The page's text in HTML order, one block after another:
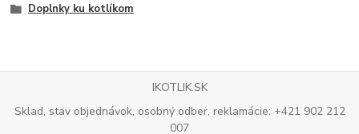
Doplnky ku kotlíkom
IKOTLIK.SK
Sklad, stav objednávok, osobný odber, reklamácie: +421 902 212
007